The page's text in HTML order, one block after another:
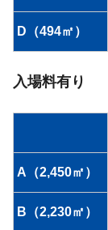
D（494㎡）
入場料有り
A（2,450㎡）
B（2,230㎡）